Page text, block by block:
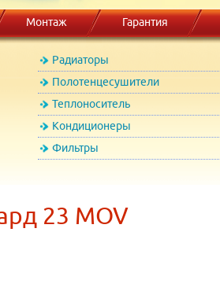
Монтаж Гарантия
Радиаторы
Полотенцесушители
Теплоноситель
Кондиционеры
Фильтры
23 MOV